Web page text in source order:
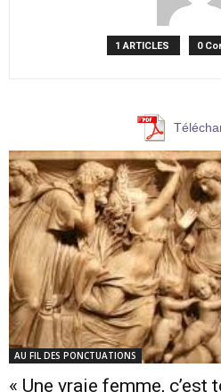
1 ARTICLES 0
AU FIL DES PONCTUATIONS
« Une vraie femme, c’est